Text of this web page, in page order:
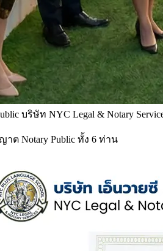
บริษัท NYC Legal & Notary
ต Notary Public ทั้ง 6 ท่าน